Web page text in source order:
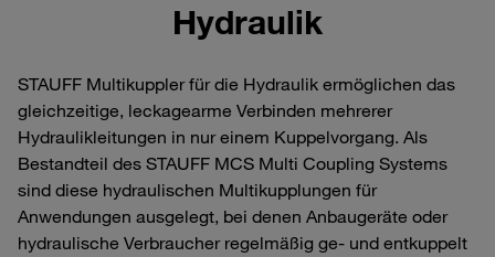
Hydraulik
STAUFF Multikuppler für die Hydraulik ermöglichen das
gleichzeitige, leckagearme Verbinden mehrerer
Hydraulikleitungen in nur einem Kuppelvorgang. Als
Bestandteil des STAUFF MCS Multi Coupling Systems
sind diese hydraulischen Multikupplungen für
Anwendungen ausgelegt, bei denen Anbaugeräte oder
hydraulische Verbraucher regelmäßig ge- und entkuppelt